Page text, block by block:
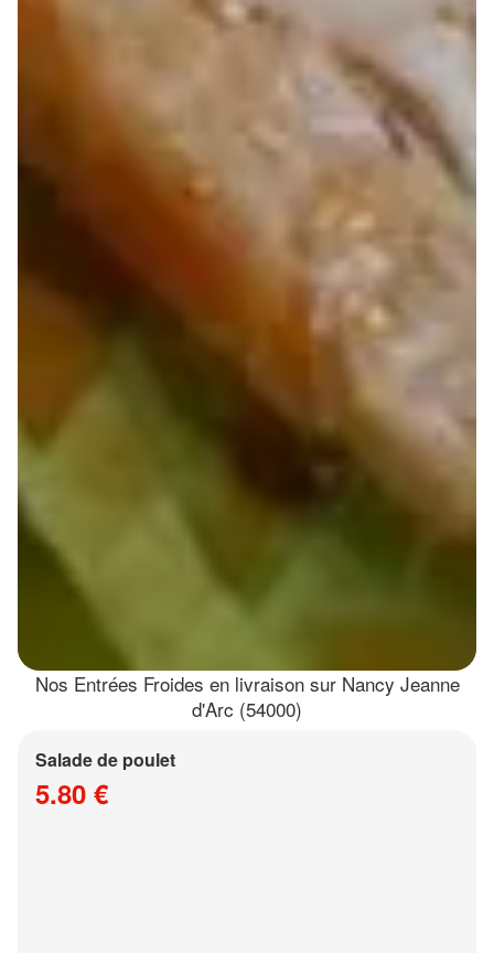
Nos Entrées Froides en livraison sur Nancy Jeanne
d'Arc (54000)
Salade de poulet
5.80 €